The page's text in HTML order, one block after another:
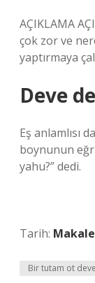
AÇIKLAMA
çok zor ve
yaptırmaya
Deve
Eş anlamlısı
boynunun
yahu?” dedi.
Tarih:
Bir tutam ot